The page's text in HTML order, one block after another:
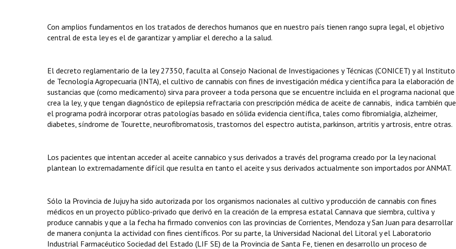
Con amplios fundamentos en los tratados de derechos humanos que en nuestro país tienen rango supra legal, el objetivo
central de esta ley es el de garantizar y ampliar el derecho a la salud.
El decreto reglamentario de la ley 27350, faculta al Consejo Nacional de Investigaciones y Técnicas (CONICET) y al Instituto
de Tecnología Agropecuaria (INTA), el cultivo de cannabis con fines de investigación médica y científica para la elaboración de
sustancias que (como medicamento) sirva para proveer a toda persona que se encuentre incluida en el programa nacional que
crea la ley, y que tengan diagnóstico de epilepsia refractaria con prescripción médica de aceite de cannabis, indica también que
el programa podrá incorporar otras patologías basado en sólida evidencia científica, tales como fibromialgia, alzheimer,
diabetes, síndrome de Tourette, neurofibromatosis, trastornos del espectro autista, parkinson, artritis y artrosis, entre otras.
Los pacientes que intentan acceder al aceite cannabico y sus derivados a través del programa creado por la ley nacional
plantean lo extremadamente difícil que resulta en tanto el aceite y sus derivados actualmente son importados por ANMAT.
Sólo la Provincia de Jujuy ha sido autorizada por los organismos nacionales al cultivo y producción de cannabis con fines
médicos en un proyecto público-privado que derivó en la creación de la empresa estatal Cannava que siembra, cultiva y
produce cannabis y que a la fecha ha firmado convenios con las provincias de Corrientes, Mendoza y San Juan para desarrollar
de manera conjunta la actividad con fines científicos. Por su parte, la Universidad Nacional del Litoral y el Laboratorio
Industrial Farmacéutico Sociedad del Estado (LIF SE) de la Provincia de Santa Fe, tienen en desarrollo un proceso de